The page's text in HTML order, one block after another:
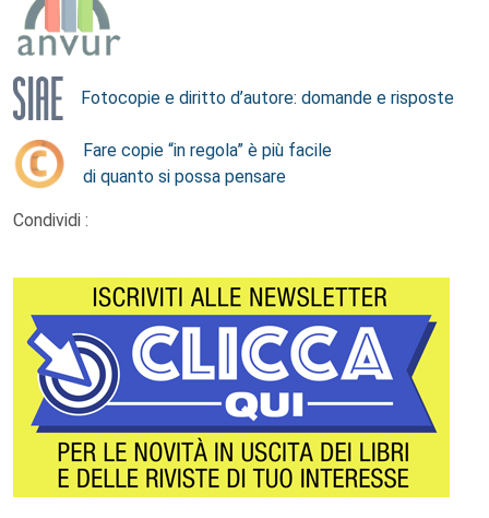
Fotocopie e diritto d’autore: domande e risposte
Fare copie “in regola” è più facile
di quanto si possa pensare
Condividi :